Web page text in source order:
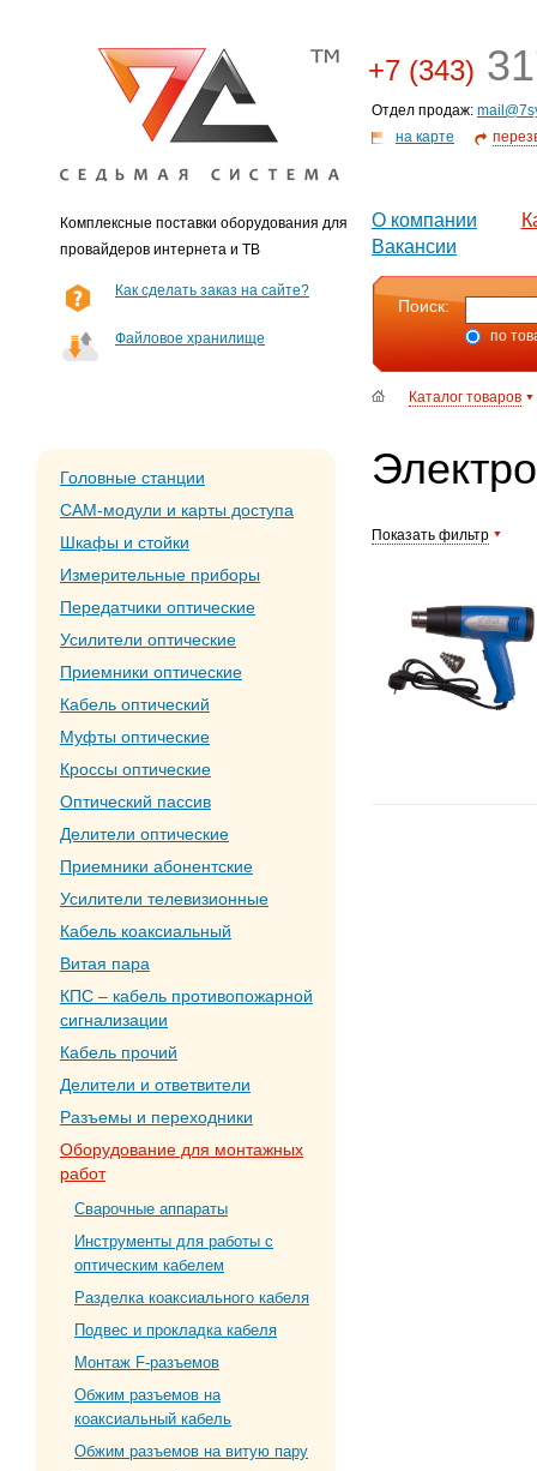
Комплексные поставки оборудования для
провайдеров интернета и ТВ
+7 (343)
Отдел продаж:
на карте
О компании
Вакансии
Как сделать заказ на сайте?
Файловое хранилище
Поиск:
по
Каталог товаров
Головные станции
CAM-модули и карты доступа
Шкафы и стойки
Измерительные приборы
Передатчики оптические
Усилители оптические
Приемники оптические
Кабель оптический
Муфты оптические
Кроссы оптические
Оптический пассив
Делители оптические
Приемники абонентские
Усилители телевизионные
Кабель коаксиальный
Витая пара
КПС – кабель противопожарной
сигнализации
Кабель прочий
Делители и ответвители
Разъемы и переходники
Оборудование для монтажных
работ
Сварочные аппараты
Инструменты для работы с
оптическим кабелем
Разделка коаксиального кабеля
Подвес и прокладка кабеля
Монтаж F-разъемов
Обжим разъемов на
коаксиальный кабель
Обжим разъемов на витую пару
Показать фильтр